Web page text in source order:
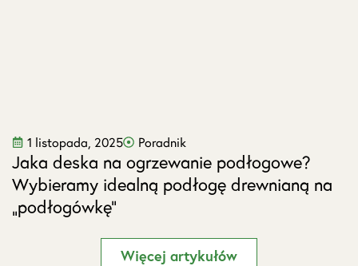
1 listopada, 2025 Poradnik
Jaka deska na ogrzewanie podłogowe?
Wybieramy idealną podłogę drewnianą na
„podłogówkę”
Więcej artykułów